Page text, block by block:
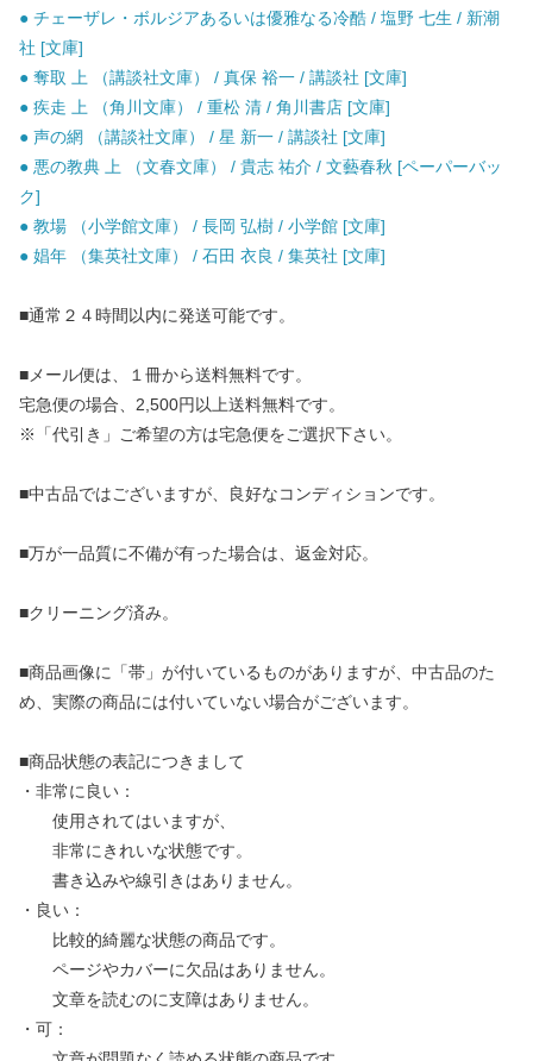
● チェーザレ・ボルジアあるいは優雅なる冷酷 / 塩野 七生 / 新潮
社 [文庫]
● 奪取 上 （講談社文庫） / 真保 裕一 / 講談社 [文庫]
● 疾走 上 （角川文庫） / 重松 清 / 角川書店 [文庫]
● 声の網 （講談社文庫） / 星 新一 / 講談社 [文庫]
● 悪の教典 上 （文春文庫） / 貴志 祐介 / 文藝春秋 [ペーパーバッ
ク]
● 教場 （小学館文庫） / 長岡 弘樹 / 小学館 [文庫]
● 娼年 （集英社文庫） / 石田 衣良 / 集英社 [文庫]
■通常２４時間以内に発送可能です。
■メール便は、１冊から送料無料です。
宅急便の場合、2,500円以上送料無料です。
※「代引き」ご希望の方は宅急便をご選択下さい。
■中古品ではございますが、良好なコンディションです。
■万が一品質に不備が有った場合は、返金対応。
■クリーニング済み。
■商品画像に「帯」が付いているものがありますが、中古品のた
め、実際の商品には付いていない場合がございます。
■商品状態の表記につきまして
・非常に良い：
使用されてはいますが、
非常にきれいな状態です。
書き込みや線引きはありません。
・良い：
比較的綺麗な状態の商品です。
ページやカバーに欠品はありません。
文章を読むのに支障はありません。
・可：